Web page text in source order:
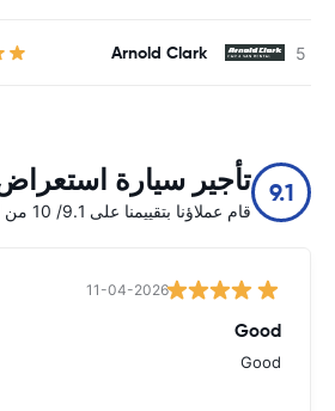
Arnold Clark
9.1 تأجير سيارة
قام عملاؤنا بتقييمنا على 9.1/ 10 من أصل 12842
11-04-2026
Good
Good